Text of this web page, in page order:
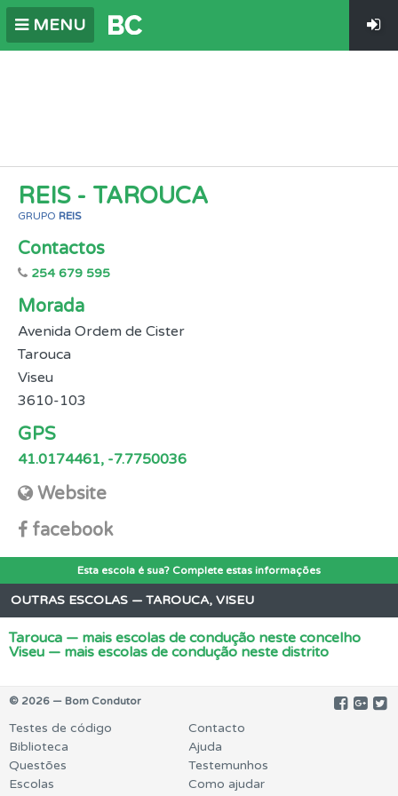
MENU
REIS - TAROUCA
GRUPO REIS
Contactos
254 679 595
Morada
Avenida Ordem de Cister
Tarouca
Viseu
3610-103
GPS
41.0174461, -7.7750036
Website
facebook
Esta escola é sua? Complete estas informações
OUTRAS ESCOLAS — TAROUCA, VISEU
Tarouca — mais escolas de condução neste concelho
Viseu — mais escolas de condução neste distrito
© 2026 — Bom Condutor
Testes de código
Biblioteca
Questões
Escolas
Contacto
Ajuda
Testemunhos
Como ajudar